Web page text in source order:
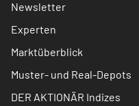
Newsletter
Experten
Marktüberblick
Muster- und Real-Depots
DER AKTIONÄR Indizes